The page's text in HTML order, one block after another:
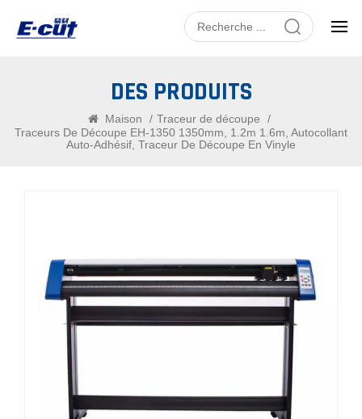
DES PRODUITS
Maison / Traceur de découpe
/
Traceurs De Découpe EH-1350 1350mm, 1.2m 1.6m, Autocollant
Auto-Adhésif, Traceur De Découpe En Vinyle